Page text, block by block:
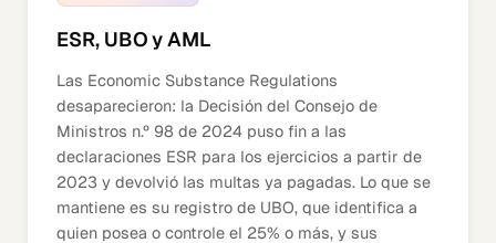
ESR, UBO y AML
Las Economic Substance Regulations
desaparecieron: la Decisión del Consejo de
Ministros n.º 98 de 2024 puso fin a las
declaraciones ESR para los ejercicios a partir de
2023 y devolvió las multas ya pagadas. Lo que se
mantiene es su registro de UBO, que identifica a
quien posea o controle el 25% o más, y sus